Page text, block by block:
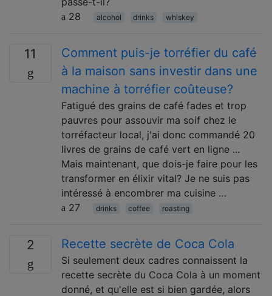
28
alcohol drinks whiskey
11
Comment puis-je torréfier du café
à la maison sans investir dans une
machine à torréfier coûteuse?
Fatigué des grains de café fades et trop
pauvres pour assouvir ma soif chez le
torréfacteur local, j'ai donc commandé 20
livres de grains de café vert en ligne ...
Mais maintenant, que dois-je faire pour les
transformer en élixir vital? Je ne suis pas
intéressé à encombrer ma cuisine …
27
drinks coffee roasting
2 Recette secrète de Coca Cola
Si seulement deux cadres connaissent la
recette secrète du Coca Cola à un moment
donné, et qu'elle est si bien gardée, alors